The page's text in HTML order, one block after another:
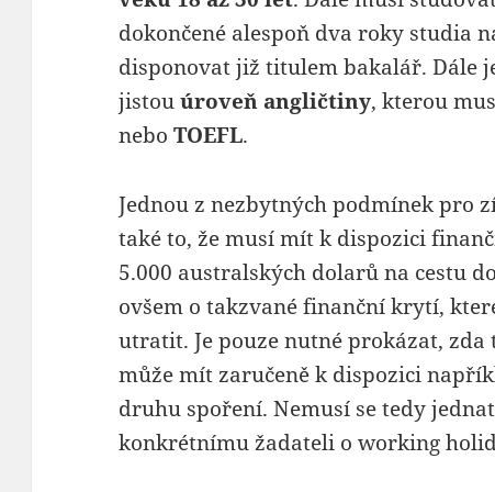
dokončené alespoň dva roky studia
disponovat již titulem bakalář. Dále
jistouúroveň angličtiny, kterou
neboTOEFL.
Jednou z nezbytných podmínek pro
také to, že musí mít k dispozici
5.000 australských dolarů na cestu
ovšem o takzvané finanční krytí,
utratit. Je pouze nutné prokázat,
může mít zaručeně k dispozici
druhu spoření. Nemusí se tedy
konkrétnímu žadateli o working